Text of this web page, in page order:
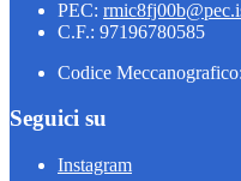
PEC:
C.F.: 97196780585
Codice
Seguici su
Instagram